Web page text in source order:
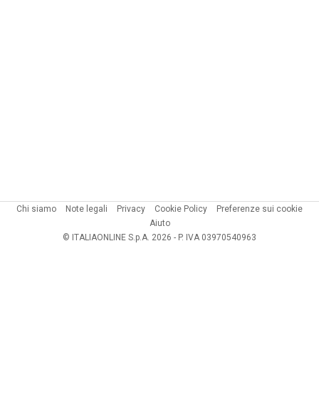
Chi siamo Note legali Privacy Cookie Policy
Preferenze sui cookie
Aiuto
© ITALIAONLINE S.p.A. 2026 - P. IVA 03970540963